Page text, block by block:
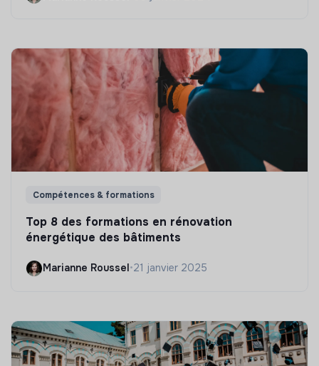
Compétences & formations
Top 8 des formations en rénovation
énergétique des bâtiments
Marianne Roussel•21 janvier 2025